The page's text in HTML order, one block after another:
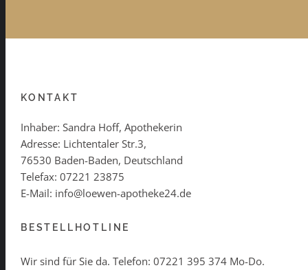
KONTAKT
Inhaber: Sandra Hoff, Apothekerin
Adresse: Lichtentaler Str.3,
76530 Baden-Baden, Deutschland
Telefax: 07221 23875
E-Mail: info@loewen-apotheke24.de
BESTELLHOTLINE
Wir sind für Sie da. Telefon: 07221 395 374 Mo-Do.